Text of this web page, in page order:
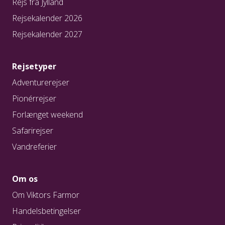
Rejsekalender 2026
Rejsekalender 2027
Rejsetyper
Adventurerejser
Pionérrejser
Forlænget weekend
Safarirejser
Vandreferier
Om os
Om Viktors Farmor
Handelsbetingelser